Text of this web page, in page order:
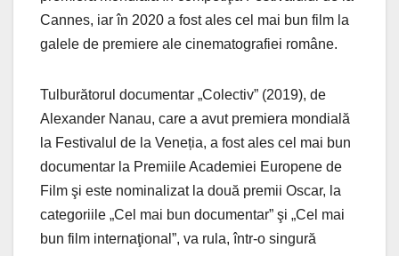
Cannes, iar în 2020 a fost ales cel mai bun film la
galele de premiere ale cinematografiei române.
Tulburătorul documentar „Colectiv” (2019), de
Alexander Nanau, care a avut premiera mondială
la Festivalul de la Veneția, a fost ales cel mai bun
documentar la Premiile Academiei Europene de
Film şi este nominalizat la două premii Oscar, la
categoriile „Cel mai bun documentar” şi „Cel mai
bun film internaţional”, va rula, într-o singură